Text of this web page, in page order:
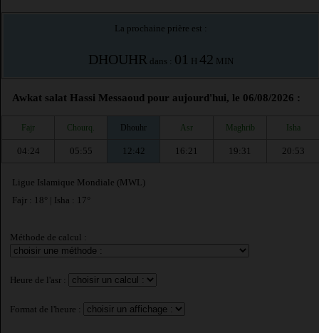
La prochaine prière est :
DHOUHR dans : 01 H 42 MIN
Awkat salat Hassi Messaoud pour aujourd'hui, le 06/08/2026 :
Fajr Chourq. Dhouhr Asr Maghrib Isha
04:24 05:55 12:42 16:21 19:31 20:53
Ligue Islamique Mondiale (MWL)
Fajr : 18° | Isha : 17°
Méthode de calcul :
Heure de l'asr :
Format de l'heure :